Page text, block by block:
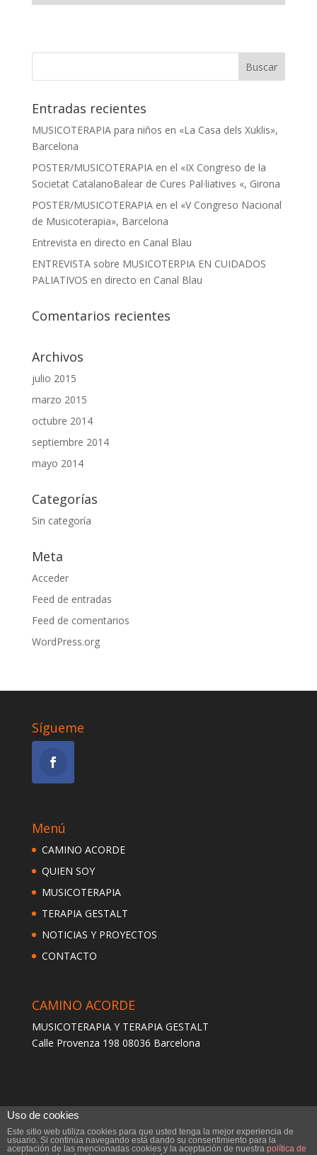
Entradas recientes
MUSICOTERAPIA para niños en «La Casa dels Xuklis»,
Barcelona
POSTER/MUSICOTERAPIA en el «IX Congreso de la
Societat CatalanoBalear de Cures Pal·liatives «, Girona
POSTER/MUSICOTERAPIA en el «V Congreso Nacional
de Musicoterapia», Barcelona
Entrevista en directo en Canal Blau
ENTREVISTA sobre MUSICOTERPIA EN CUIDADOS
PALIATIVOS en directo en Canal Blau
Comentarios recientes
Archivos
julio 2015
marzo 2015
octubre 2014
septiembre 2014
mayo 2014
Categorías
Sin categoría
Meta
Acceder
Feed de entradas
Feed de comentarios
WordPress.org
Sígueme
Menú
CAMINO ACORDE
QUIEN SOY
MUSICOTERAPIA
TERAPIA GESTALT
NOTICIAS Y PROYECTOS
CONTACTO
CAMINO ACORDE
MUSICOTERAPIA Y TERAPIA GESTALT
Calle Provenza 198 08036 Barcelona
Uso de cookies
Este sitio web utiliza cookies para que usted tenga la mejor experiencia de
usuario. Si continúa navegando está dando su consentimiento para la
aceptación de las mencionadas cookies y la aceptación de nuestra política de